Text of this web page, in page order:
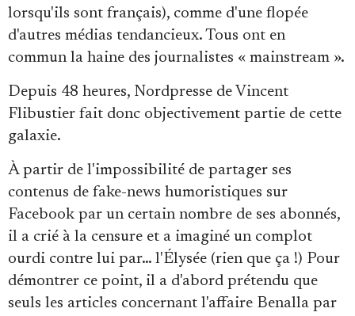
lorsqu'ils sont français), comme d'une flopée
d'autres médias tendancieux. Tous ont en
commun la haine des journalistes « mainstream ».
Depuis 48 heures, Nordpresse de Vincent
Flibustier fait donc objectivement partie de cette
galaxie.
À partir de l'impossibilité de partager ses
contenus de fake-news humoristiques sur
Facebook par un certain nombre de ses abonnés,
il a crié à la censure et a imaginé un complot
ourdi contre lui par… l'Élysée (rien que ça !) Pour
démontrer ce point, il a d'abord prétendu que
seuls les articles concernant l'affaire Benalla par